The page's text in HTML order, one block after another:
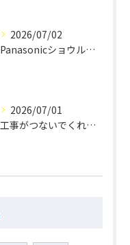
2026/07/02
Panasonicショウルーム大阪
2026/07/01
工事がつないでくれた、素敵なご縁💐